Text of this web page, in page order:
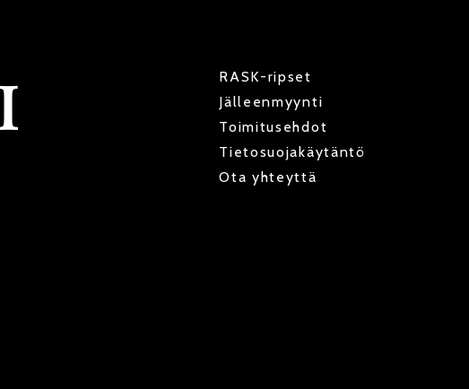
RASK-ripset
Jälleenmyynti
Toimitusehdot
Tietosuojakäytäntö
Ota yhteyttä